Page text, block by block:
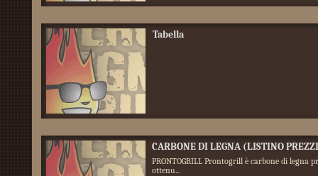
Tabella
CARBONE DI LEGNA (LISTINO
PRONTOGRILL Prontogrill è carbone di legna
ottenu...